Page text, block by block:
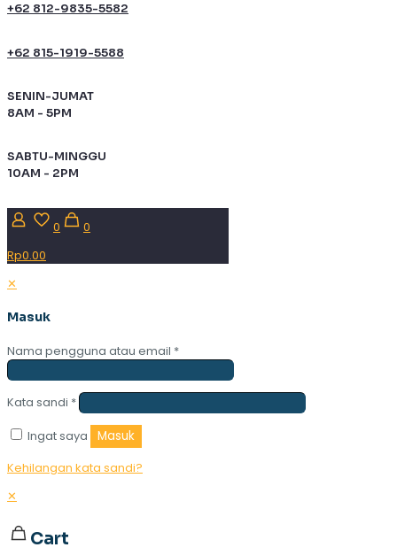
+62 812-9835-5582
+62 815-1919-5588
SENIN-JUMAT
8AM - 5PM
SABTU-MINGGU
10AM - 2PM
0
0
Rp0.00
✕
Masuk
Nama pengguna atau email *
Kata sandi *
Ingat saya
Masuk
Kehilangan kata sandi?
✕
Cart